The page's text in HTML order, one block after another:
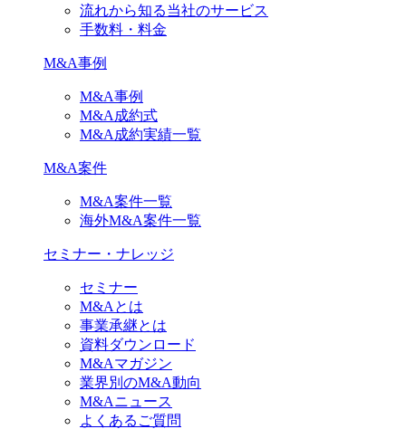
流れから知る当社のサービス
手数料・料金
M&A事例
M&A事例
M&A成約式
M&A成約実績一覧
M&A案件
M&A案件一覧
海外M&A案件一覧
セミナー・ナレッジ
セミナー
M&Aとは
事業承継とは
資料ダウンロード
M&Aマガジン
業界別のM&A動向
M&Aニュース
よくあるご質問